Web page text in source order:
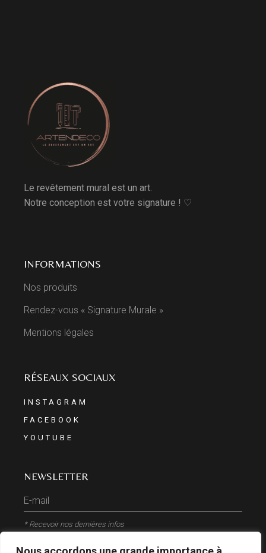
Le revêtement mural est un art.
Notre conception est votre signature ! ♡
INFORMATIONS
Nos produits
Rendez-vous « Signature Murale »
Mentions légales
RÉSEAUX SOCIAUX
INSTAGRAM
FACEBOOK
YOUTUBE
NEWSLETTER
* Recevoir nos dernières infos